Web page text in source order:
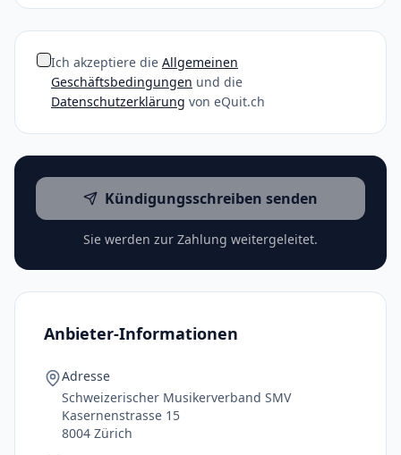
Ich akzeptiere die Allgemeinen
Geschäftsbedingungen und die
Datenschutzerklärung von eQuit.ch
Kündigungsschreiben senden
Sie werden zur Zahlung weitergeleitet.
Anbieter-Informationen
Adresse
Schweizerischer Musikerverband SMV
Kasernenstrasse 15
8004 Zürich